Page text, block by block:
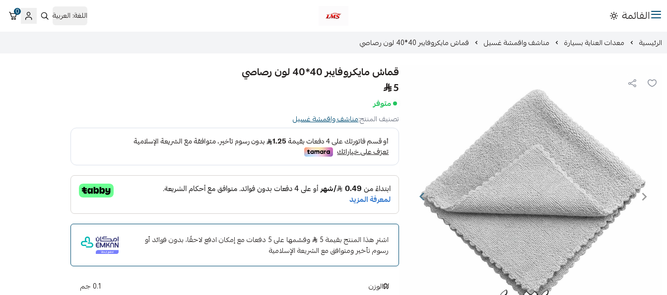
القائمة متجر لمسات الشرقية لزينة سيارات LMS اللغة: العربية 0
الرئيسية معدات العناية بسيارة مناشف واقمشة غسيل قماش مايكروفايبر 40*40 لون رصاصي
قماش مايكروفايبر 40*40 لون رصاصي
5
متوفر
تصنيف المنتج:مناشف واقمشة غسيل
اشترِ هذا المنتج بقيمة 5
وقسّمها على 5 دفعات مع إمكان ادفع لاحقًا، بدون فوائد أو
رسوم تأخير ومتوافق مع الشريعة الإسلامية
الوزن 0.1 جم